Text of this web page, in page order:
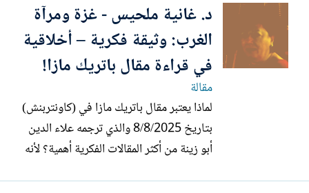
مدينة البيرة عام 1931، ونشأ في أحضان
الوعي السياسي والطلابي، فدرس الاقتصاد
السياسي في الجامعة...
د. غانية ملحيس - غزة ومرآة
الغرب: وثيقة فكرية – أخلاقية
في قراءة مقال باتريك مازا!
مقالة
لماذا يعتبر مقال باتريك مازا في (كاونتربنش)
بتاريخ 8/8/2025 والذي ترجمه علاء الدين
أبو زينة من أكثر المقالات الفكرية أهمية؟ لأنه